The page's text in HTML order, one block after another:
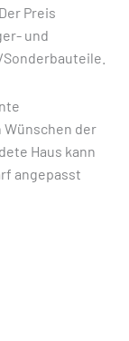
Preis
und
der
Haus kann
angepasst